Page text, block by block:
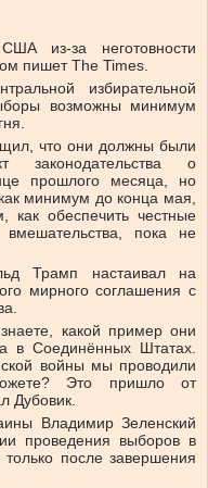
из-за неготовности
пишет The Times.
избирательной
возможны минимум
что они должны были
законодательства о
прошлого месяца, но
минимум до конца мая,
как обеспечить честные
пока не
Трамп настаивал на
мирного соглашения с
какой пример они
в Соединённых Штатах.
войны мы проводили
Это пришло от
Дубовик.
Владимир Зеленский
проведения выборов в
после завершения